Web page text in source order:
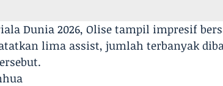
Dunia 2026, Olise tampil impresif
lima assist, jumlah terbanyak